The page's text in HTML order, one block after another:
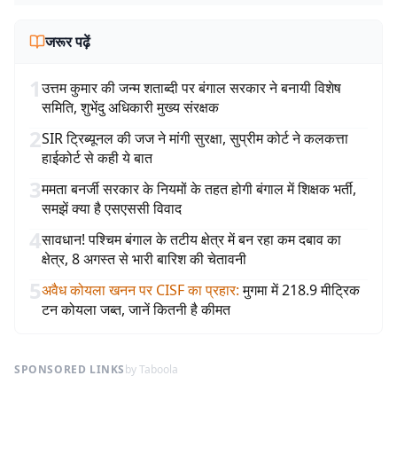
जरूर पढ़ें
1उत्तम कुमार की जन्म शताब्दी पर बंगाल सरकार ने बनायी विशेष
समिति, शुभेंदु अधिकारी मुख्य संरक्षक
2SIR ट्रिब्यूनल की जज ने मांगी सुरक्षा, सुप्रीम कोर्ट ने कलकत्ता
हाईकोर्ट से कही ये बात
3ममता बनर्जी सरकार के नियमों के तहत होगी बंगाल में शिक्षक भर्ती,
समझें क्या है एसएससी विवाद
4सावधान! पश्चिम बंगाल के तटीय क्षेत्र में बन रहा कम दबाव का
क्षेत्र, 8 अगस्त से भारी बारिश की चेतावनी
5अवैध कोयला खनन पर CISF का प्रहार: मुगमा में 218.9 मीट्रिक
टन कोयला जब्त, जानें कितनी है कीमत
SPONSORED LINKSby Taboola